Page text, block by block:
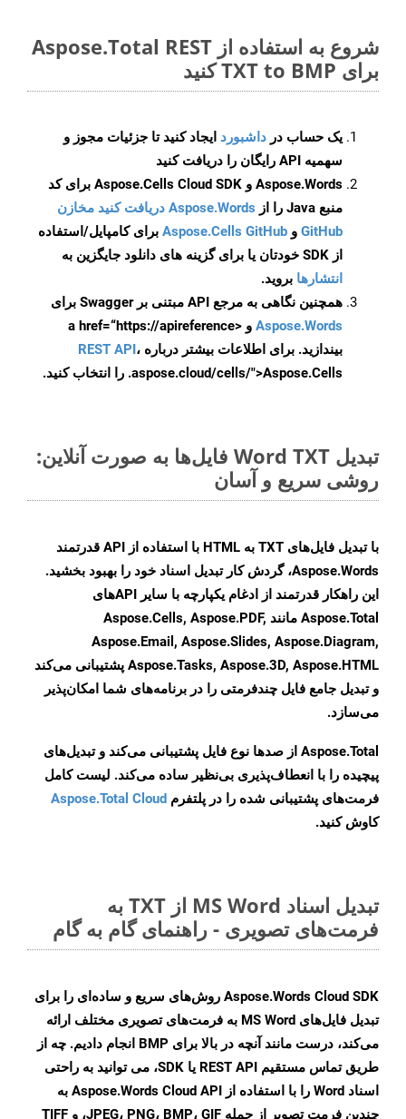
شروع به استفاده از Aspose.Total REST
برای TXT to BMP کنید
یک حساب در داشبورد ایجاد کنید تا جزئیات مجوز و
سهمیه API رایگان را دریافت کنید
Aspose.Words و Aspose.Cells Cloud SDK برای کد
منبع Java را از
Aspose.Words دریافت کنید مخازن
GitHub و Aspose.Cells GitHub برای کامپایل/استفاده
از SDK خودتان یا برای گزینه های دانلود جایگزین به
انتشارها بروید.
همچنین نگاهی به مرجع API مبتنی بر Swagger برای
Aspose.Words
و <a href=“https://apireference
بیندازید. برای اطلاعات بیشتر درباره REST API،
.aspose.cloud/cells/">Aspose.Cells را انتخاب کنید.
تبدیل Word TXT فایل‌ها به صورت آنلاین:
روشی سریع و آسان
با تبدیل فایل‌های TXT به HTML با استفاده از API قدرتمند
Aspose.Words، گردش کار تبدیل اسناد خود را بهبود بخشید.
این راهکار قدرتمند از ادغام یکپارچه با سایر APIهای
Aspose.Total مانند Aspose.Cells, Aspose.PDF,
Aspose.Email, Aspose.Slides, Aspose.Diagram,
Aspose.Tasks, Aspose.3D, Aspose.HTML پشتیبانی می‌کند
و تبدیل جامع فایل چندفرمتی را در برنامه‌های شما امکان‌پذیر
می‌سازد.
Aspose.Total از صدها نوع فایل پشتیبانی می‌کند و تبدیل‌های
پیچیده را با انعطاف‌پذیری بی‌نظیر ساده می‌کند. لیست کامل
فرمت‌های پشتیبانی شده را در پلتفرم Aspose.Total Cloud
کاوش کنید.
تبدیل اسناد MS Word از TXT به
فرمت‌های تصویری - راهنمای گام به گام
Aspose.Words Cloud SDK روش‌های سریع و ساده‌ای را برای
تبدیل فایل‌های MS Word به فرمت‌های تصویری مختلف ارائه
می‌کند، درست مانند آنچه در بالا برای BMP انجام دادیم. چه از
طریق تماس مستقیم REST API یا SDK، می توانید به راحتی
اسناد Word را با استفاده از Aspose.Words Cloud API به
چندین فرمت تصویر از جمله JPEG، PNG، BMP، GIF، و TIFF